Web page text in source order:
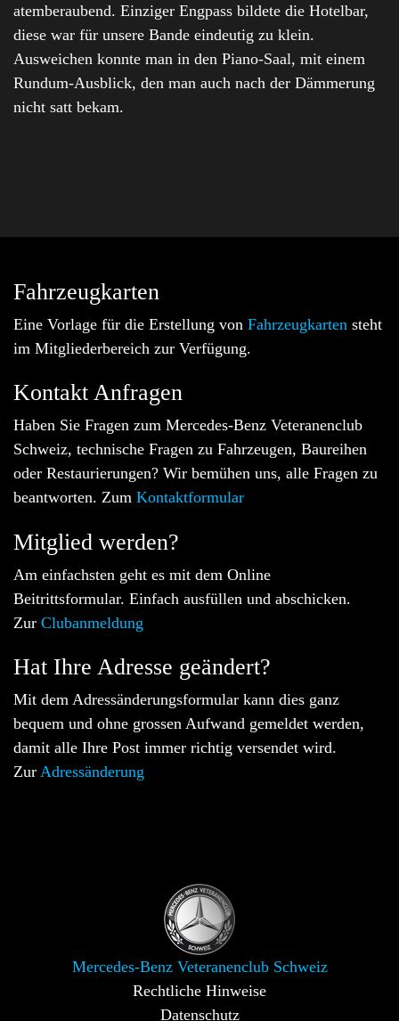
atemberaubend. Einziger Engpass bildete die Hotelbar,
diese war für unsere Bande eindeutig zu klein.
Ausweichen konnte man in den Piano-Saal, mit einem
Rundum-Ausblick, den man auch nach der Dämmerung
nicht satt bekam.
Fahrzeugkarten
Eine Vorlage für die Erstellung von Fahrzeugkarten steht
im Mitgliederbereich zur Verfügung.
Kontakt Anfragen
Haben Sie Fragen zum Mercedes-Benz Veteranenclub
Schweiz, technische Fragen zu Fahrzeugen, Baureihen
oder Restaurierungen? Wir bemühen uns, alle Fragen zu
beantworten. Zum Kontaktformular
Mitglied werden?
Am einfachsten geht es mit dem Online
Beitrittsformular. Einfach ausfüllen und abschicken.
Zur Clubanmeldung
Hat Ihre Adresse geändert?
Mit dem Adressänderungsformular kann dies ganz
bequem und ohne grossen Aufwand gemeldet werden,
damit alle Ihre Post immer richtig versendet wird.
Zur Adressänderung
Mercedes-Benz Veteranenclub Schweiz
Rechtliche Hinweise
Datenschutz